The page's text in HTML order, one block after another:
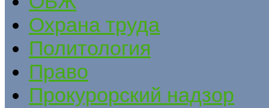
Охрана труда
Политология
Право
Прокурорский надзор